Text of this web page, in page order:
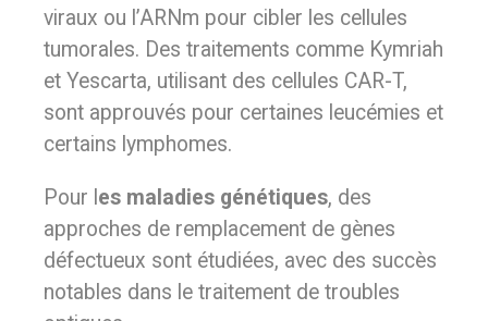
viraux ou l’ARNm pour cibler les cellules
tumorales. Des traitements comme Kymriah
et Yescarta, utilisant des cellules CAR-T,
sont approuvés pour certaines leucémies et
certains lymphomes.
Pour l es maladies génétiques, des
approches de remplacement de gènes
défectueux sont étudiées, avec des succès
notables dans le traitement de troubles